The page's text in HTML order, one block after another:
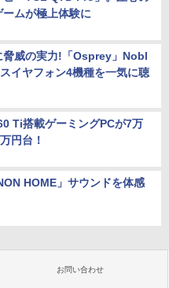
ムが極上体験に
脅威の実力!「Osprey」Nobl
イヤフォン4機種を一気に聴
Ti搭載ゲーミングPCが7万
円台！
HOME」サウンドを体感
お問い合わせ